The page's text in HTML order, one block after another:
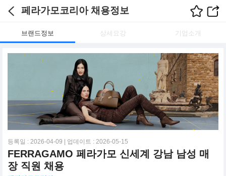
페라가모코리아 채용정보
브랜드정보 상세요강 기업소개
등록일 : 2026-04-09 | 업데이트 : 2026-05-15
FERRAGAMO 페라가모 신세계 강남 남성 매
장 직원 채용